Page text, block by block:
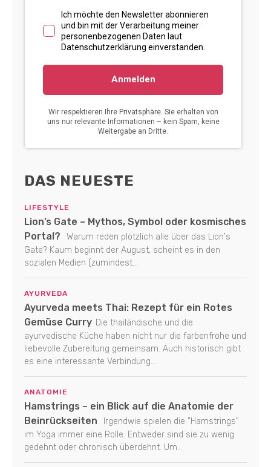
DAS NEUESTE
LIFESTYLE
Lion’s Gate – Mythos, Symbol oder kosmisches
Portal?
Warum reden plötzlich alle über das Lion's
Gate? Kaum beginnt der August, scheint es in den
sozialen Medien (zumindest...
AYURVEDA
Ayurveda meets Thai: Rezept für ein Rotes
Gemüse Curry Die thailändische und die
ayurvedische Küche haben nicht nur die farbenfrohe und
liebevolle Zubereitung gemeinsam. Auch historisch gibt
es eine interessante Verbindung...
ANATOMIE
Hamstrings – ein Blick auf die Anatomie der
Beinrückseiten
Irgendwie spielen die "Hamstrings"
im Yoga immer eine Rolle. Entweder sind sie zu wenig
gedehnt oder chronisch überdehnt. Um...